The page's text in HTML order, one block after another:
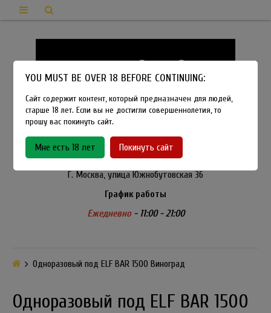
8-915-450-21-92
Розничный магазин Method Vapeshop
Г. Москва, улица Южнобутовская 36
График работы
Ежедневно- 11:00 - 21:00
Одноразовый под ELF BAR 1500 Виноград
Одноразовый под ELF BAR 1500
YOU MUST BE OVER 18 BEFORE CONTINUING:
Сайт содержит контент, который предназначен для людей,
старше 18 лет. Если вы не достигли совершеннолетия, то
прошу вас покинуть сайт.
Мне есть 18 лет Покинуть сайт